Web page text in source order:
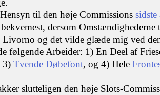
til den høje Commissions
dersom
og det vilde glæde mig ved
følgende Arbeider: 1) En Deel af
3) Tvende Døbefont, og 4) Hele
slutteligen den høje Slots-